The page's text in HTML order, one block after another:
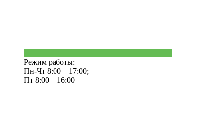
Режим работы:
Пн-Чт 8:00—17:00;
Пт 8:00—16:00